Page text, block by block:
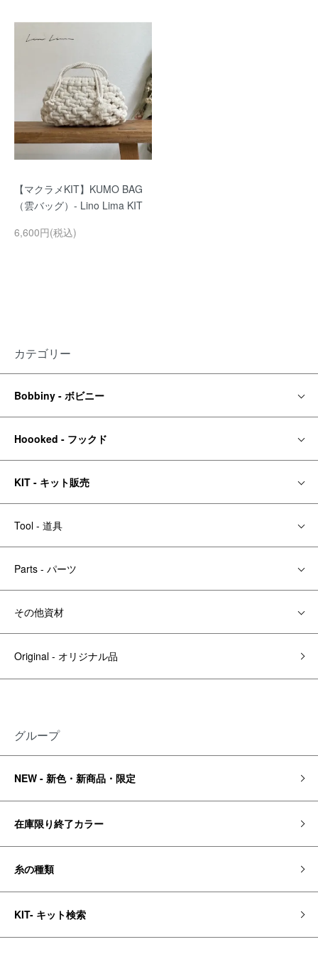
【マクラメKIT】KUMO BAG
（雲バッグ）- Lino Lima KIT
6,600円(税込)
カテゴリー
Bobbiny - ボビニー
Hoooked - フックド
KIT - キット販売
Tool - 道具
Parts - パーツ
その他資材
Original - オリジナル品
グループ
NEW - 新色・新商品・限定
在庫限り終了カラー
糸の種類
KIT- キット検索